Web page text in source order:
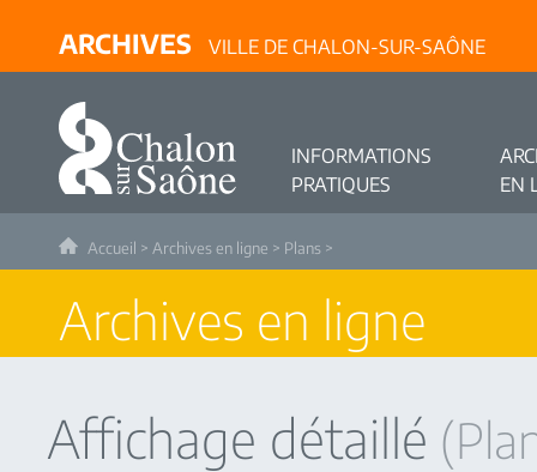
ARCHIVES VILLE DE CHALON-SUR-SAÔNE
INFORMATIONS
PRATIQUES
EN
Accueil > Archives en ligne > Plans >
Archives en ligne
Affichage détaillé